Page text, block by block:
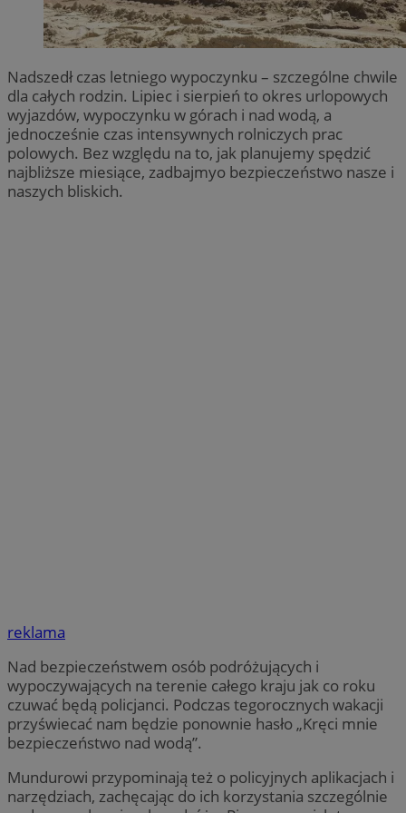
Nadszedł czas letniego wypoczynku – szczególne chwile
dla całych rodzin. Lipiec i sierpień to okres urlopowych
wyjazdów, wypoczynku w górach i nad wodą, a
jednocześnie czas intensywnych rolniczych prac
polowych. Bez względu na to, jak planujemy spędzić
najbliższe miesiące, zadbajmyo bezpieczeństwo nasze i
naszych bliskich.
reklama
Nad bezpieczeństwem osób podróżujących i
wypoczywających na terenie całego kraju jak co roku
czuwać będą policjanci. Podczas tegorocznych wakacji
przyświecać nam będzie ponownie hasło „Kręci mnie
bezpieczeństwo nad wodą”.
Mundurowi przypominają też o policyjnych aplikacjach i
narzędziach, zachęcając do ich korzystania szczególnie